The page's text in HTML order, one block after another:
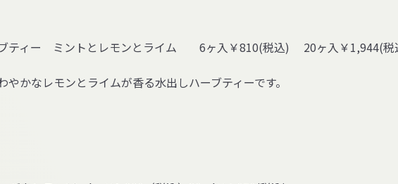
ブティー ミントとレモンとライム 6ヶ入 ￥810(税込) 20ヶ入 ￥1,944(税
かなレモンとライムが香る水出しハーブティーです。